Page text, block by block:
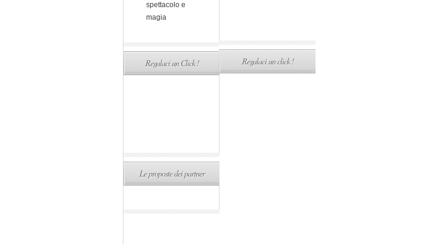
spettacolo e
magia
Regalaci un Click !
Le proposte dei partner
Regalaci un click !